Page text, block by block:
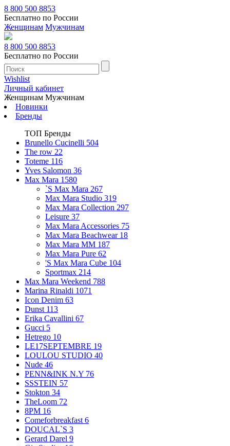
8 800 500 8853
Бесплатно по России
Женщинам Мужчинам
8 800 500 8853
Бесплатно по России
Wishlist
Личный кабинет
Женщинам Мужчинам
Новинки
Бренды
ТОП Бренды
Brunello Cucinelli 504
The row 22
Toteme 116
Yves Salomon 36
Max Mara 1580
`S Max Mara 267
Max Mara Studio 319
Max Mara Collection 297
Leisure 37
Max Mara Accessories 75
Max Mara Beachwear 18
Max Mara MM 187
Max Mara Pure 62
'S Max Mara Cube 104
Sportmax 214
Max Mara Weekend 788
Marina Rinaldi 1071
Icon Denim 63
Dunst 113
Erika Cavallini 67
Gucci 5
Hetrego 10
LE17SEPTEMBRE 19
LOULOU STUDIO 40
Nude 46
PENN&INK N.Y 76
SSSTEIN 57
Stokton 34
TheLoom 72
8PM 16
Comeforbreakfast 6
DOUCAL`S 3
Gerard Darel 9